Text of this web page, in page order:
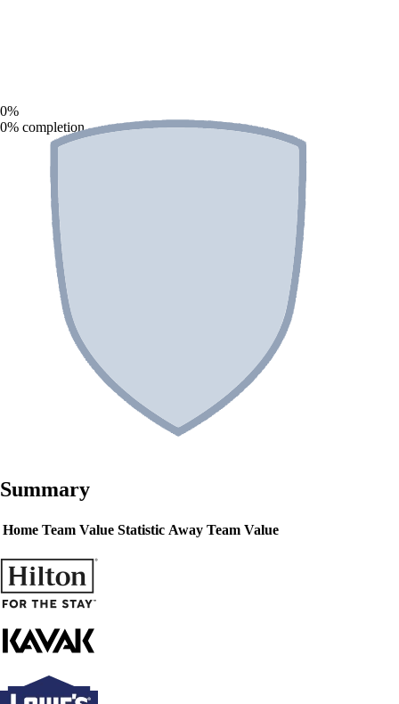
0%
0% completion
Summary
Home Team Value Statistic Away Team Value